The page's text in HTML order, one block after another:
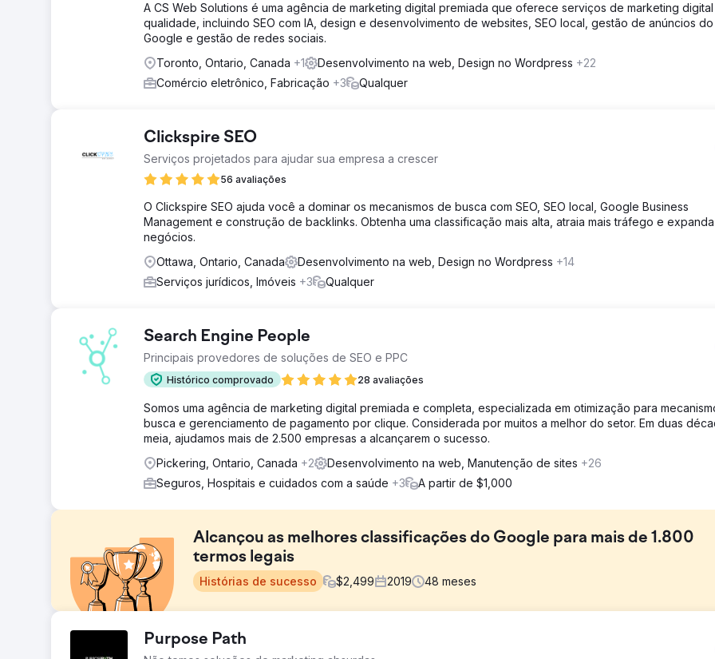
A CS Web Solutions é uma agência de marketing digital premiada que oferece serviços de marketing
qualidade, incluindo SEO com IA, design e desenvolvimento de websites, SEO local, gestão de anúncios do
Google e gestão de redes sociais.
Toronto, Ontario, Canada +1 Desenvolvimento na web, Design no Wordpress +22
Comércio eletrônico, Fabricação +3 Qualquer
Clickspire SEO
Serviços projetados para ajudar sua empresa a crescer
56 avaliações
O Clickspire SEO ajuda você a dominar os mecanismos de busca com SEO, SEO local, Google Business
Management e construção de backlinks. Obtenha uma classificação mais alta, atraia mais tráfego e
negócios.
Ottawa, Ontario, Canada
Desenvolvimento na web, Design no Wordpress +14
Serviços jurídicos, Imóveis +3 Qualquer
Search Engine People
Principais provedores de soluções de SEO e PPC
Histórico comprovado 28 avaliações
Somos uma agência de marketing digital premiada e completa, especializada em otimização para
busca e gerenciamento de pagamento por clique. Considerada por muitos a melhor do setor. Em duas
meia, ajudamos mais de 2.500 empresas a alcançarem o sucesso.
Pickering, Ontario, Canada +2 Desenvolvimento na web, Manutenção de sites +26
Seguros, Hospitais e cuidados com a saúde +3 A partir de $1,000
Alcançou as melhores classificações do Google para mais de 1.800
termos legais
Histórias de sucesso $2,499 2019 48 meses
Desafio
A Kotak Law teve como objetivo aumentar sua visibilidade online em um mercado jurídico competitivo. Seu site não estava
Purpose Path